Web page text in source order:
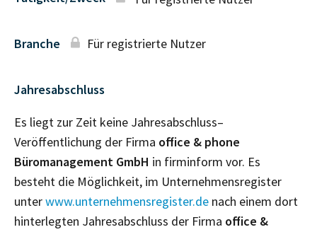
Branche Für registrierte Nutzer
Jahresabschluss
Es liegt zur Zeit keine Jahresabschluss–
Veröffentlichung der Firma office & phone
Büromanagement GmbH in firminform vor. Es
besteht die Möglichkeit, im Unternehmensregister
unterwww.unternehmensregister.de nach einem dort
hinterlegten Jahresabschluss der Firma office &